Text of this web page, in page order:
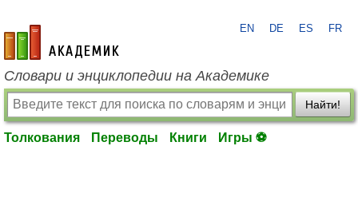
academic.ru
EN DE ES FR
Словари и энциклопедии на Академике
Найти!
Толкования Переводы Книги Игры ⚽